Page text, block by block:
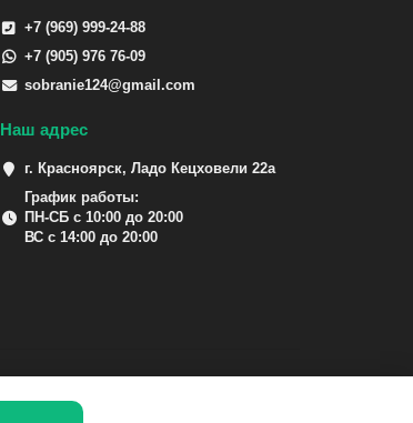
+7 (969) 999-24-88
+7 (905) 976 76-09
sobranie124@gmail.com
Наш адрес
г. Красноярск, Ладо Кецховели 22а
График работы:
ПН-СБ с 10:00 до 20:00
ВС с 14:00 до 20:00